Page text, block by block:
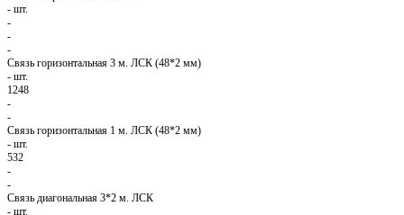
- шт.
-
-
-
Связь горизонтальная 3 м. ЛСК (48*2 мм)
- шт.
1248
-
-
Связь горизонтальная 1 м. ЛСК (48*2 мм)
- шт.
532
-
-
Связь диагональная 3*2 м. ЛСК
- шт.